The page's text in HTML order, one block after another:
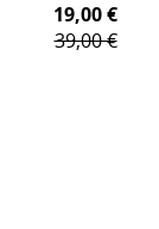
19,00 €
39,00 €